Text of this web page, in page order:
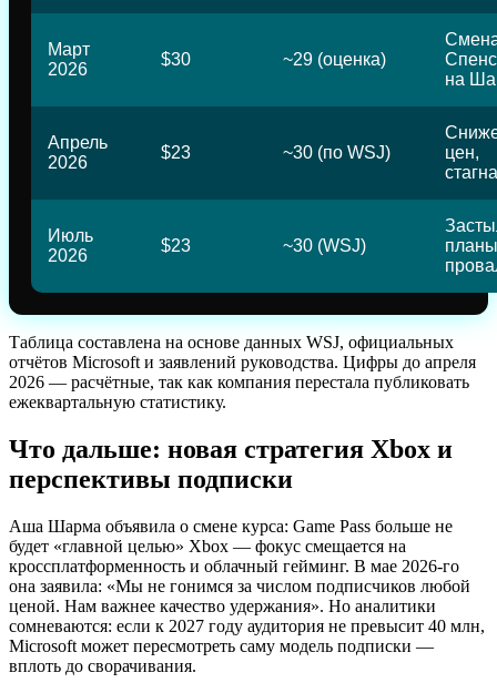
Март
2026
$30 ~29 (оценка)
на
Апрель
2026
$23 ~30 (по WSJ)
цен,
Июль
2026
$23 ~30 (WSJ)
планы
Таблица составлена на основе данных WSJ, официальных
отчётов Microsoft и заявлений руководства. Цифры до апреля
2026 — расчётные, так как компания перестала публиковать
ежеквартальную статистику.
Что дальше: новая стратегия Xbox и
перспективы подписки
Аша Шарма объявила о смене курса: Game Pass больше не
будет «главной целью» Xbox — фокус смещается на
кроссплатформенность и облачный гейминг. В мае 2026-го
она заявила: «Мы не гонимся за числом подписчиков любой
ценой. Нам важнее качество удержания». Но аналитики
сомневаются: если к 2027 году аудитория не превысит 40 млн,
Microsoft может пересмотреть саму модель подписки —
вплоть до сворачивания.